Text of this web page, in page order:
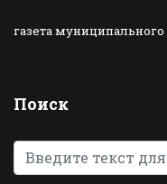
газета
Поиск